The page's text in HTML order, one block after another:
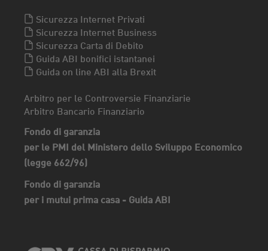
Sicurezza Internet Privati
Sicurezza Internet Business
Sicurezza Carta di Debito
Guida ABI bonifici istantanei
Guida on line ABI alla Brexit
Arbitro per le Controversie Finanziarie
Arbitro Bancario Finanziario
Fondo di garanzia
per le PMI del Ministero dello Sviluppo Economico
(legge 662/96)
Fondo di garanzia
per i mutui prima casa - Guida ABI